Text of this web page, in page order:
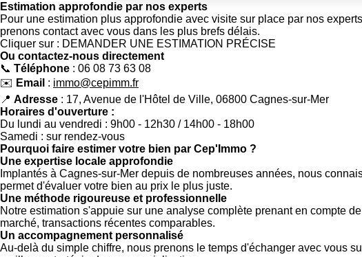
Estimation approfondie par nos experts
Pour une estimation plus approfondie avec visite sur place par nos
prenons contact avec vous dans les plus brefs délais.
Cliquer sur : DEMANDER UNE ESTIMATION PRÉCISE
Ou contactez-nous directement
📞 Téléphone : 06 08 73 63 08
✉️ Email : immo@cepimm.fr
📍 Adresse : 17, Avenue de l'Hôtel de Ville, 06800 Cagnes-sur-Mer
Horaires d'ouverture :
Du lundi au vendredi : 9h00 - 12h30 / 14h00 - 18h00
Samedi : sur rendez-vous
Pourquoi faire estimer votre bien par Cep'Immo ?
Une expertise locale approfondie
Implantés à Cagnes-sur-Mer depuis de nombreuses années, nous
permet d'évaluer votre bien au prix le plus juste.
Une méthode rigoureuse et professionnelle
Notre estimation s'appuie sur une analyse complète prenant en compte
marché, transactions récentes comparables.
Un accompagnement personnalisé
Au-delà du simple chiffre, nous prenons le temps d'échanger avec vous